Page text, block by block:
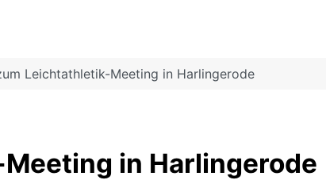
Leichtathletik-Meeting in Harlingerode
in Harlingerode